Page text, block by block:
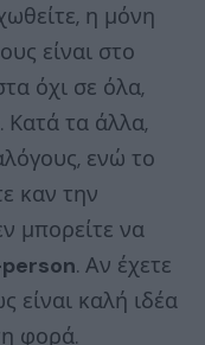
η μόνη
είναι στο
όχι σε όλα,
Κατά τα άλλα,
ενώ το
καν την
μπορείτε να
. Αν έχετε
είναι καλή ιδέα
φορά.